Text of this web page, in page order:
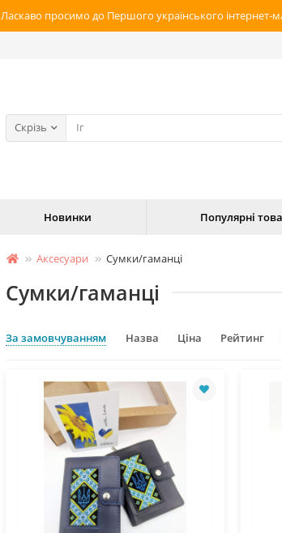
Ласкаво просимо до Першого українського інтернет-
Скрізь
Новинки Популярні
Аксесуари Сумки/гаманці
Сумки/гаманці
За замовчуванням Назва Ціна Рейтинг